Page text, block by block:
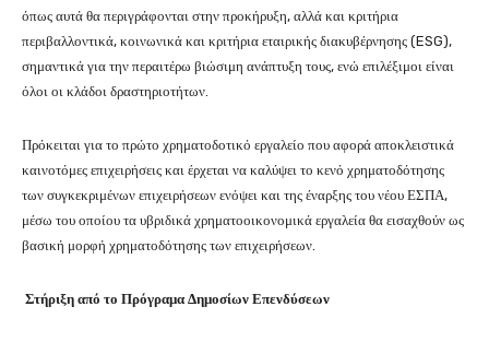
όπως αυτά θα περιγράφονται στην προκήρυξη, αλλά και κριτήρια
περιβαλλοντικά, κοινωνικά και κριτήρια εταιρικής διακυβέρνησης (ESG),
σημαντικά για την περαιτέρω βιώσιμη ανάπτυξη τους, ενώ επιλέξιμοι είναι
όλοι οι κλάδοι δραστηριοτήτων.
Πρόκειται για το πρώτο χρηματοδοτικό εργαλείο που αφορά αποκλειστικά
καινοτόμες επιχειρήσεις και έρχεται να καλύψει το κενό χρηματοδότησης
των συγκεκριμένων επιχειρήσεων ενόψει και της έναρξης του νέου ΕΣΠΑ,
μέσω του οποίου τα υβριδικά χρηματοοικονομικά εργαλεία θα εισαχθούν ως
βασική μορφή χρηματοδότησης των επιχειρήσεων.
Στήριξη από το Πρόγραμα Δημοσίων Επενδύσεων